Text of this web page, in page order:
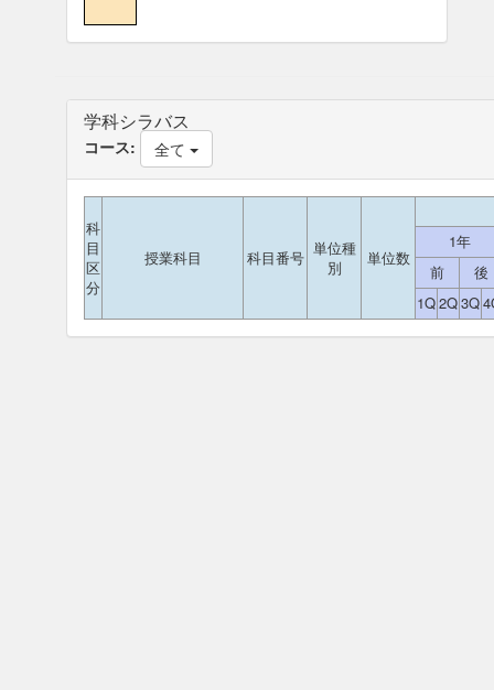
学科シラバス
コース: 全て
科
目
区
分
授業科目 科目番号 単位種
別
単位数
1年
前
後
1Q2Q3Q